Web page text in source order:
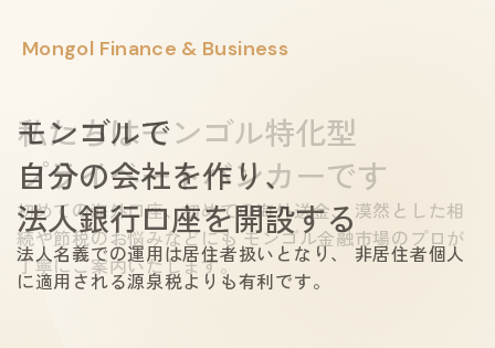
Mongol Finance & Business
私たちにつ
無料相談・お問
モンゴルで、
自分の銀行口座を開く
おすすめは、日本よりも高利息が得られる定期預金。日
本円、米ドル、現地通貨MNTなどに対応しています。
モンゴルで
自分の会社を作り、
法人銀行口座を開設する
法人名義での運用は居住者扱いとなり、非居住者個人
に適用される源泉税よりも有利です。
私たちはモンゴル特化型
プライベートバンカーです
初めての海外口座、初めての海外送金、漠然とした相
続や節税のお悩みなどにもモンゴル金融市場のプロが
丁寧にご案内いたします。